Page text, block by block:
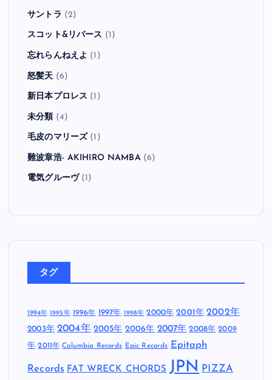
サントラ (2)
スコット&リバース (1)
忘れらんねえよ (1)
怒髪天 (6)
新日本プロレス (1)
未分類 (4)
毛皮のマリーズ (1)
難波章浩- AKIHIRO NAMBA(6)
電気グルーヴ(1)
タグ
1994年 1995年 1996年 1997年 1998年 2000年 2001年 2002年
2003年 2004年 2005年 2006年 2007年 2008年 2009
年 2011年 Columbia Records Epic Records Epitaph
Records FAT WRECK CHORDS JPN PIZZA